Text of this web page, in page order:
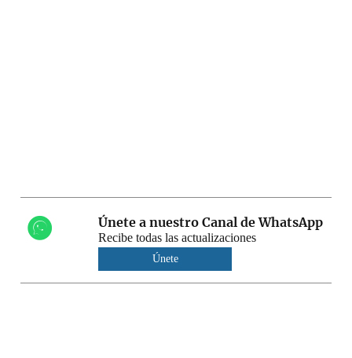
Únete a nuestro Canal de WhatsApp
Recibe todas las actualizaciones
Únete